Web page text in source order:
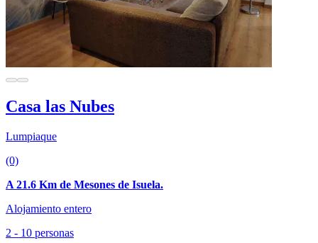
Casa las Nubes
Lumpiaque
(0)
A 21.6 Km de Mesones de Isuela.
Alojamiento entero
2 - 10 personas